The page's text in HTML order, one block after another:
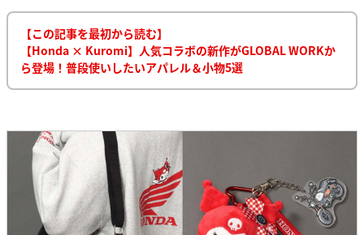
【この記事を最初から読む】
【Honda × Kuromi】人気コラボの新作がGLOBAL WORKか
ら登場！普段使いしたいアパレル＆小物5選